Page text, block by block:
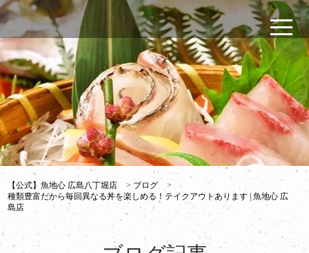
【公式】魚地心 広島八丁堀店 > ブログ
>
種類豊富だから毎回異なる丼を楽しめる！テイクアウトあります | 魚地心 広
島店